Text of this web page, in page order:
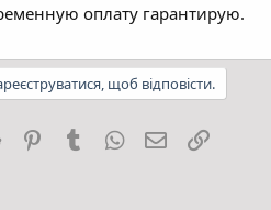
оплату гарантирую.
щоб відповісти.
Reddit PinterestTumblrWhatsApp
E-mail